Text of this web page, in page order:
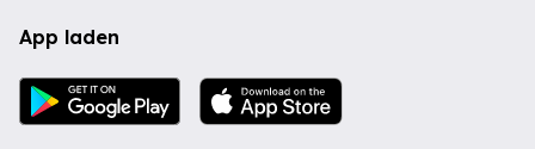
App laden